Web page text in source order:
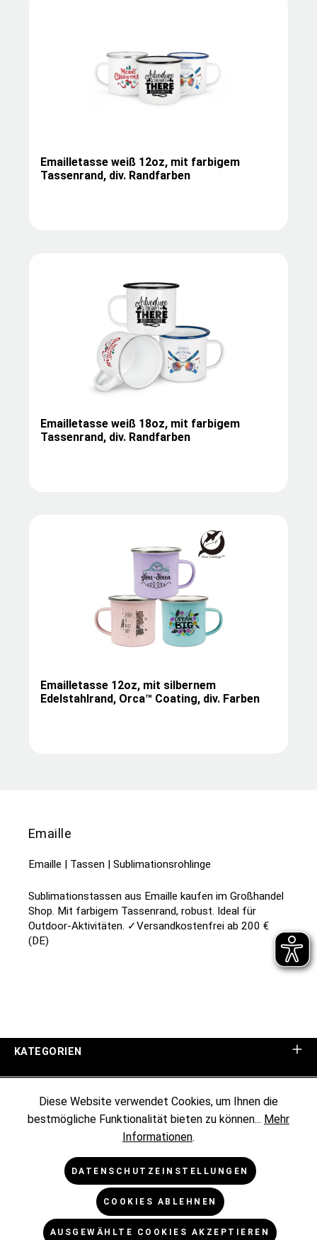
Emailletasse weiß 12oz, mit farbigem
Tassenrand, div. Randfarben
Emailletasse weiß 18oz, mit farbigem
Tassenrand, div. Randfarben
Emailletasse 12oz, mit silbernem
Edelstahlrand, Orca™ Coating, div. Farben
Emaille
Emaille | Tassen | Sublimationsrohlinge
Sublimationstassen aus Emaille kaufen im Großhandel
Shop. Mit farbigem Tassenrand, robust. Ideal für
Outdoor-Aktivitäten. ✓Versandkostenfrei ab 200 €
(DE)
KATEGORIEN
KUNDENINFORMATIONEN
RECHTLICHES
Diese Website verwendet Cookies, um Ihnen die
bestmögliche Funktionalität bieten zu können... Mehr
Informationen.
DATENSCHUTZEINSTELLUNGEN
COOKIES ABLEHNEN
AUSGEWÄHLTE COOKIES AKZEPTIEREN